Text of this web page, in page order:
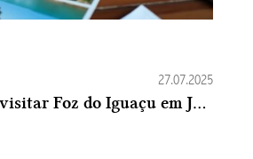
27.07.2025
Vantagens de visitar Foz do Iguaçu em Julho